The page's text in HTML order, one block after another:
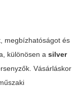
megbízhatóságot és
különösen a silver
Vásárláskor